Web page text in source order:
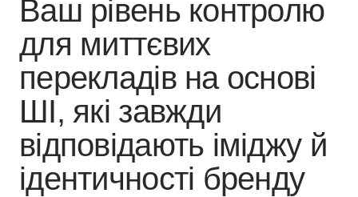
Розшифровка довіри до мовного ШІ в підприємстві. У
Як ми розробляємо систему оцінювання якості
Від якісного перекладу до голосової платформи
Building an instantly accessible voice demo with DeepL
Ваш рівень контролю
для миттєвих
перекладів на основі
ШІ, які завжди
відповідають іміджу й
ідентичності бренду